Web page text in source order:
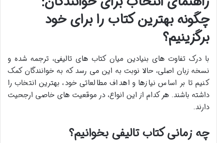
چگونه بهترین کتاب را برای خود
برگزینیم؟
با درک تفاوت های بنیادین میان کتاب های تالیفی، ترجمه شده و
نسخه زبان اصلی، حالا نوبت به این می رسد که به خوانندگان کمک
کنیم تا بر اساس نیازها و اهداف مطالعاتی خود، بهترین انتخاب را
داشته باشند. هر کدام از این انواع، در موقعیت های خاصی ارجحیت
دارند.
چه زمانی کتاب تالیفی بخوانیم؟